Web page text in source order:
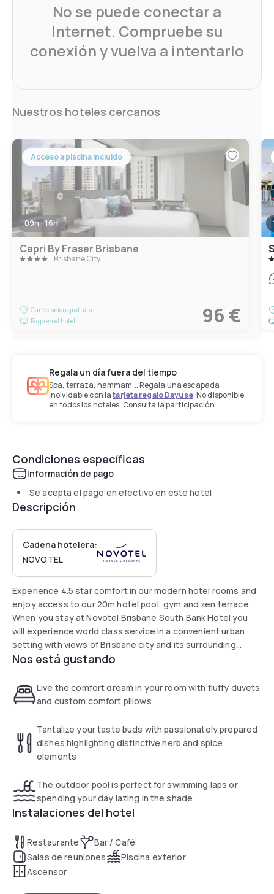
No se puede conectar a
Internet. Compruebe su
conexión y vuelva a intentarlo
Nuestros hoteles cercanos
Acceso a piscina incluido
09h - 16h
Capri By Fraser Brisbane
Brisbane City
Cancelación gratuita
Pago en el hotel
96 €
Regala un día fuera del tiempo
Spa, terraza, hammam... Regala una escapada
inolvidable con latarjeta regalo Dayuse. No disponible
en todos los hoteles. Consulta la participación.
Condiciones específicas
Información de pago
Se acepta el pago en efectivo en este hotel
Descripción
Cadena hotelera:
NOVOTEL
Experience 4.5 star comfort in our modern hotel rooms and
enjoy access to our 20m hotel pool, gym and zen terrace.
When you stay at Novotel Brisbane South Bank Hotel you
will experience world class service in a convenient urban
setting with views of Brisbane city and its surrounding
suburbs. Our hotel is perfectly suited for business or leisure
Nos está gustando
Live the comfort dream in your room with fluffy duvets
and custom comfort pillows
Tantalize your taste buds with passionately prepared
dishes highlighting distinctive herb and spice
elements
The outdoor pool is perfect for swimming laps or
spending your day lazing in the shade
Instalaciones del hotel
Restaurante
Bar / Café
Salas de reuniones
Piscina exterior
Ascensor